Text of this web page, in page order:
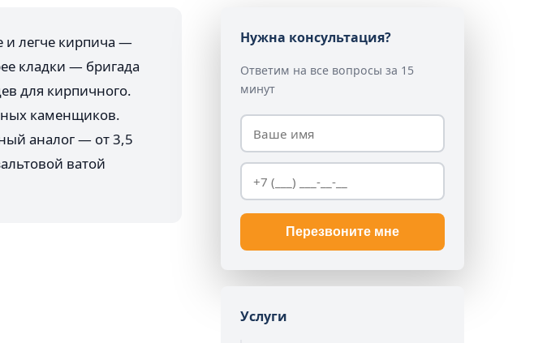
и легче кирпича —
кладки — бригада
для кирпичного.
каменщиков.
аналог — от 3,5
ватой
Нужна консультация?
Ответим на все вопросы за 15
минут
Перезвоните мне
Услуги